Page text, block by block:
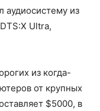
аудиосистему из
Ultra,
из когда-
от крупных
$5000, в